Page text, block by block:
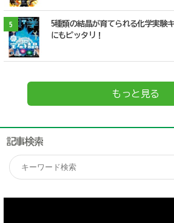
5
5種類の結晶が育てられる化学実験
にもピッタリ！
もっと見る
記事検索